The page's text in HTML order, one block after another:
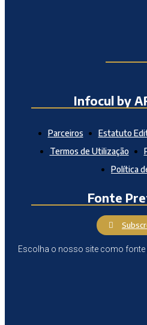
Infocul by
Parceiros Estatuto
Termos de Utilização
Política
Fonte
Escolha o nosso site como fonte